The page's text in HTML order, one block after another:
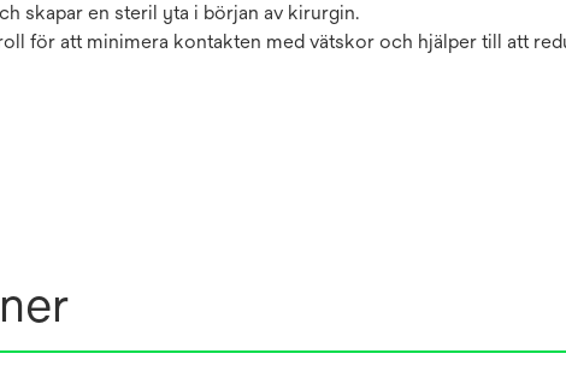
skapar en steril yta i början av kirurgin.
för att minimera kontakten med vätskor och hjälper till att